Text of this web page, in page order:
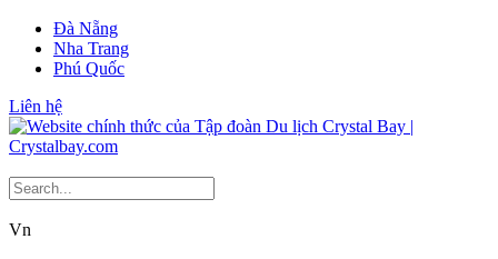
Đà Nẵng
Nha Trang
Phú Quốc
Liên hệ
Vn